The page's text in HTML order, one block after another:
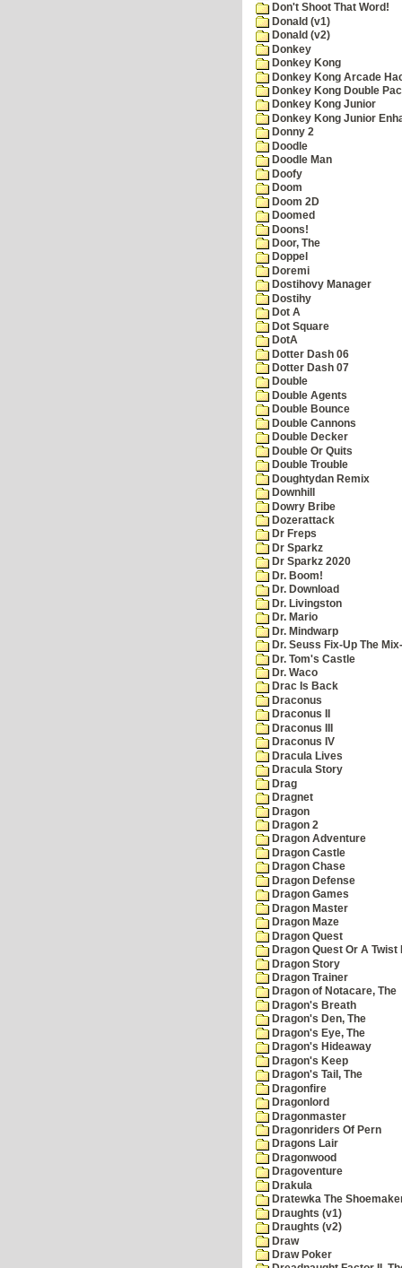
Don't Shoot That Word!
Donald (v1)
Donald (v2)
Donkey
Donkey Kong
Donkey Kong Arcade
Donkey Kong Double
Donkey Kong Junior
Donkey Kong Junior
Donny 2
Doodle
Doodle Man
Doofy
Doom
Doom 2D
Doomed
Doons!
Door, The
Doppel
Doremi
Dostihovy Manager
Dostihy
Dot A
Dot Square
DotA
Dotter Dash 06
Dotter Dash 07
Double
Double Agents
Double Bounce
Double Cannons
Double Decker
Double Or Quits
Double Trouble
Doughtydan Remix
Downhill
Dowry Bribe
Dozerattack
Dr Freps
Dr Sparkz
Dr Sparkz 2020
Dr. Boom!
Dr. Download
Dr. Livingston
Dr. Mario
Dr. Mindwarp
Dr. Seuss Fix-Up The
Dr. Tom's Castle
Dr. Waco
Drac Is Back
Draconus
Draconus II
Draconus III
Draconus IV
Dracula Lives
Dracula Story
Drag
Dragnet
Dragon
Dragon 2
Dragon Adventure
Dragon Castle
Dragon Chase
Dragon Defense
Dragon Games
Dragon Master
Dragon Maze
Dragon Quest
Dragon Quest Or A Twist
Dragon Story
Dragon Trainer
Dragon of Notacare, The
Dragon's Breath
Dragon's Den, The
Dragon's Eye, The
Dragon's Hideaway
Dragon's Keep
Dragon's Tail, The
Dragonfire
Dragonlord
Dragonmaster
Dragonriders Of Pern
Dragons Lair
Dragonwood
Dragoventure
Drakula
Dratewka The
Draughts (v1)
Draughts (v2)
Draw
Draw Poker